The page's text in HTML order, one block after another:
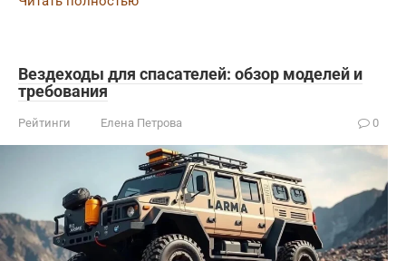
Вездеходы для спасателей: обзор моделей и
требования
Рейтинги Елена Петрова 0